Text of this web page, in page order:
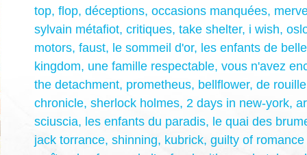
top, flop, déceptions, occasions manquées,
sylvain métafiot, critiques, take shelter, i wish,
motors, faust, le sommeil d'or, les enfants de
kingdom, une famille respectable, vous n'avez
the detachment, prometheus, bellflower, de
chronicle, sherlock holmes, 2 days in new-york,
sciuscia, les enfants du paradis, le quai des
jack torrance, shinning, kubrick, guilty of